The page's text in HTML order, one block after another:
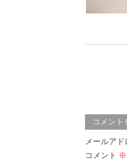
コメント
メールア
コメント ※